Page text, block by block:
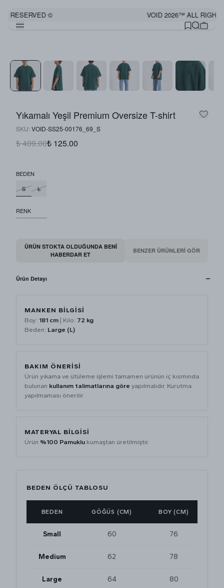
RESERVED © VOID 2026™ ALL
Yıkamalı Yeşil Premium Oversize T-shirt
SKU: VOID-SS25-00176_69_S
₺ 409.00₺ 125.00
BEDEN
S
L
RENK
ÜRÜN STOKTA OLDUĞUNDA BENI
HABERDAR ET
BENZER ÜRÜNLERİ GÖR
Ürün Detayı
MANKEN BİLGİSİ
Boy: 181 cm | Kilo: 72 kg
Beden: Large (L)
BAKIM ÖNERİSİ
Ürün yıkama ve ütüleme işlemi tamamen ürünün iç kısmında
bulunan kullanım talimatlarına göre yapılmalıdır. Kurutma
yapılmaması önerilir.
MATERYAL BİLGİSİ
Ürün %100 Pamuklu kumaştan üretilmiştir.
BEDEN ÖLÇÜ TABLOSU
BEDEN GÖĞÜS (CM) BOY (CM)
Small 60 76
Medium 62 78
Large 64 80